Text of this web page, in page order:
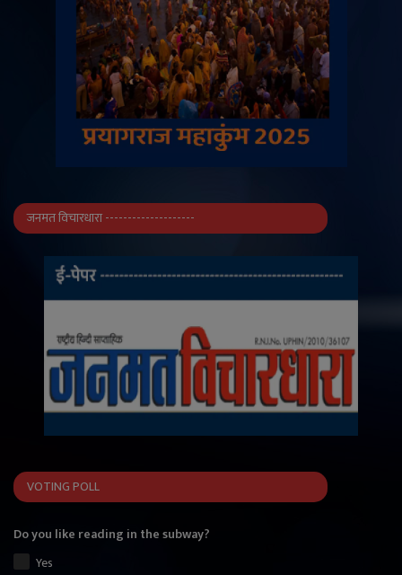
जनमत विचारधारा --------------------
VOTING POLL
Do you like reading in the subway?
Yes